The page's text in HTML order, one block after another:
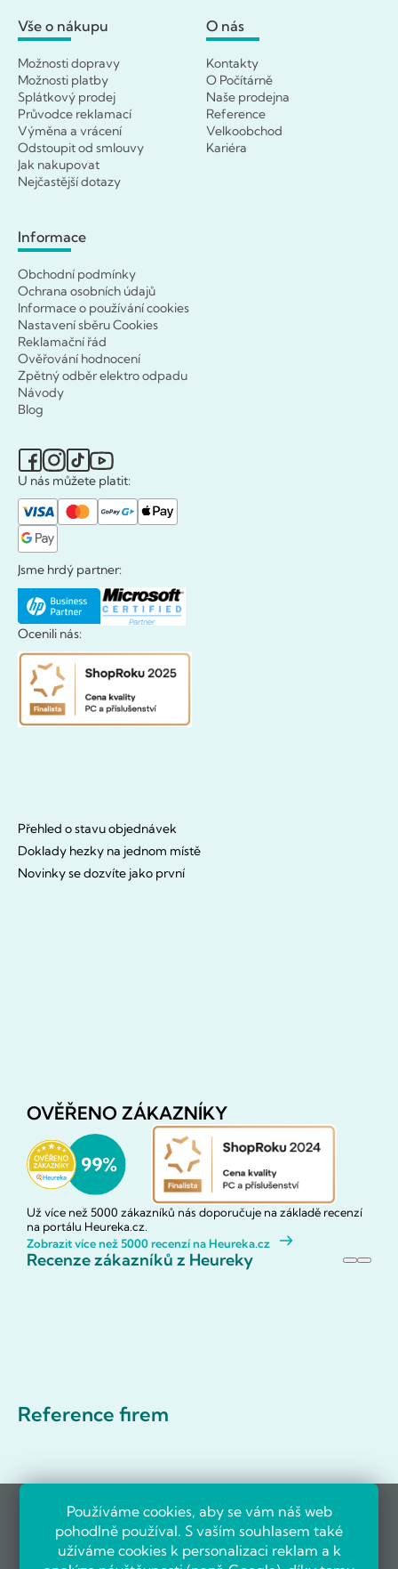
Používáme cookies, aby se vám náš web
pohodlně používal. S vaším souhlasem také
užíváme cookies k personalizaci reklam a k
Vše o nákupu
Možnosti dopravy
Možnosti platby
Splátkový prodej
Průvodce reklamací
Výměna a vrácení
Odstoupit od smlouvy
Jak nakupovat
Nejčastější dotazy
O nás
Kontakty
O Počítárně
Naše prodejna
Reference
Velkoobchod
Kariéra
Informace
Obchodní podmínky
Ochrana osobních údajů
Informace o používání cookies
Nastavení sběru Cookies
Reklamační řád
Ověřování hodnocení
Zpětný odběr elektro odpadu
Návody
Blog
U nás můžete platit:
Jsme hrdý partner:
Ocenili nás:
Přehled o stavu objednávek
Doklady hezky na jednom místě
Novinky se dozvíte jako první
OVĚŘENO ZÁKAZNÍKY
Už více než 5000 zákazníků nás doporučuje na základě recenzí
na portálu Heureka.cz.
Zobrazit více než 5000 recenzí na Heureka.cz
Recenze zákazníků z Heureky
Reference firem